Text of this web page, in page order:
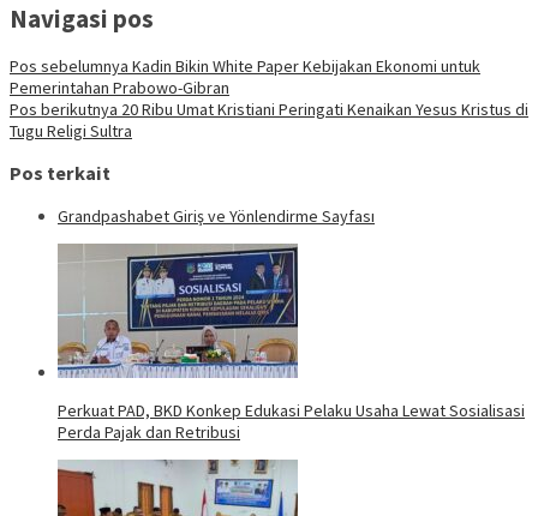
Navigasi pos
Pos sebelumnya Kadin Bikin White Paper Kebijakan Ekonomi untuk
Pemerintahan Prabowo-Gibran
Pos berikutnya 20 Ribu Umat Kristiani Peringati Kenaikan Yesus Kristus di
Tugu Religi Sultra
Pos terkait
Grandpashabet Giriş ve Yönlendirme Sayfası
Perkuat PAD, BKD Konkep Edukasi Pelaku Usaha Lewat Sosialisasi
Perda Pajak dan Retribusi